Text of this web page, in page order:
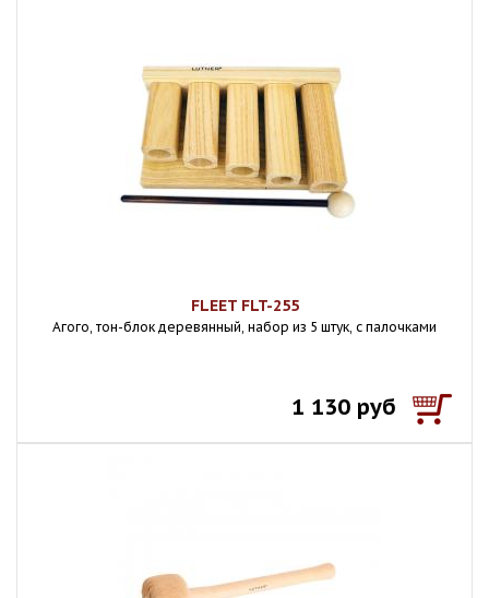
FLEET FLT-255
Агого, тон-блок деревянный, набор из 5 штук, с палочками
1 130 руб